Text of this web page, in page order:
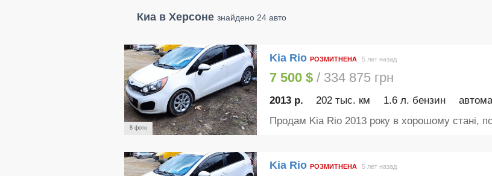
Киа в Херсоне знайдено 24 авто
8 фото
Kia Rio РОЗМИТНЕНА 5 лет назад
7 500 $/ 334 875 грн
2013 р. 202 тыс. км 1.6 л. бензин
Продам Kia Rio 2013 року в хорошому стані,
Kia Rio РОЗМИТНЕНА 5 лет назад